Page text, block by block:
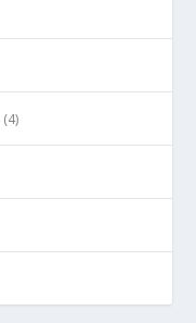
(4)